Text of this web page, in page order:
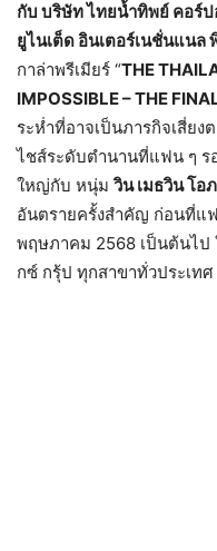
กับ บริษัท ไทยน้ำทิพย์ คอร์
ยูไนเต็ด อินเตอร์เนชั่นแนล
กาล่าพรีเมียร์ “THE
IMPOSSIBLE – THE
ระห่ำที่อาจเป็นภารกิจเสี่ย
ไชส์ระดับตำนานที่แฟน ๆ ร
ใหญ่กับ หนุ่มวิน เมธวิน โอ
อันตรายครั้งสำคัญ ก่อนที่แ
พฤษภาคม 2568 เป็นต้นไป
กซ์ กรุ้ป ทุกสาขาทั่วประเทศ